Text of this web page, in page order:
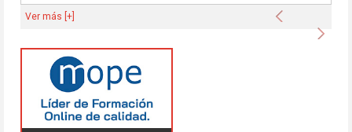
Anterior
Ver más [+]